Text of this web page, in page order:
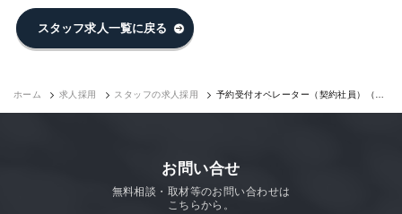
スタッフ求人一覧に戻る
ホーム 求人採用 スタッフの求人採用
予約受付オペレーター（契約社員）（永
お問い合せ
無料相談・取材等のお問い合わせは
こちらから。